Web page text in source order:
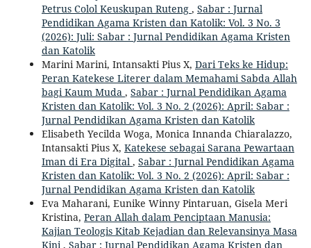
Petrus Colol Keuskupan Ruteng , Sabar : Jurnal
Pendidikan Agama Kristen dan Katolik: Vol. 3 No. 3
(2026): Juli: Sabar : Jurnal Pendidikan Agama Kristen
dan Katolik
Marini Marini, Intansakti Pius X, Dari Teks ke Hidup:
Peran Katekese Literer dalam Memahami Sabda Allah
bagi Kaum Muda , Sabar : Jurnal Pendidikan Agama
Kristen dan Katolik: Vol. 3 No. 2 (2026): April: Sabar :
Jurnal Pendidikan Agama Kristen dan Katolik
Elisabeth Yecilda Woga, Monica Innanda Chiaralazzo,
Intansakti Pius X, Katekese sebagai Sarana Pewartaan
Iman di Era Digital , Sabar : Jurnal Pendidikan Agama
Kristen dan Katolik: Vol. 3 No. 2 (2026): April: Sabar :
Jurnal Pendidikan Agama Kristen dan Katolik
Eva Maharani, Eunike Winny Pintaruan, Gisela Meri
Kristina, Peran Allah dalam Penciptaan Manusia:
Kajian Teologis Kitab Kejadian dan Relevansinya Masa
Kini, Sabar : Jurnal Pendidikan Agama Kristen dan